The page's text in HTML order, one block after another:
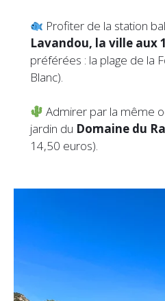
Profiter de la station
Lavandou, la ville aux
préférées : la plage de la
Blanc).
Admirer par la même
jardin du Domaine du
14,50 euros).